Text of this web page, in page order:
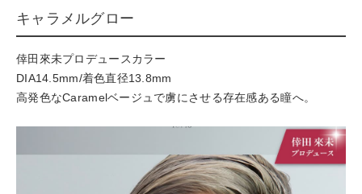
キャラメルグロー
倖田來未プロデュースカラー
DIA14.5mm/着色直径13.8mm
高発色なCaramelベージュで虜にさせる存在感ある瞳へ。